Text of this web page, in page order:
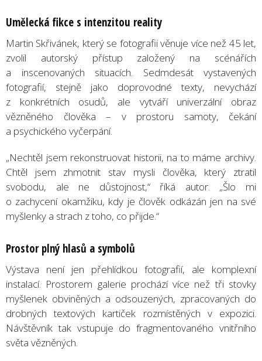
Umělecká fikce s intenzitou reality
Martin Skřivánek, který se fotografii věnuje více než 45 let,
zvolil autorský přístup založený na scénářích
a inscenovaných situacích. Sedmdesát vystavených
fotografií, stejně jako doprovodné texty, nevychází
z konkrétních osudů, ale vytváří univerzální obraz
vězněného člověka – v prostoru samoty, čekání
a psychického vyčerpání.
„Nechtěl jsem rekonstruovat historii, na to máme archivy.
Chtěl jsem zhmotnit stav mysli člověka, který ztratil
svobodu, ale ne důstojnost,“ říká autor. „Šlo mi
o zachycení okamžiku, kdy je člověk odkázán jen na své
myšlenky a strach z toho, co přijde.“
Prostor plný hlasů a symbolů
Výstava není jen přehlídkou fotografií, ale komplexní
instalací. Prostorem galerie prochází více než tři stovky
myšlenek obviněných a odsouzených, zpracovaných do
drobných textových kartiček rozmístěných v expozici.
Návštěvník tak vstupuje do fragmentovaného vnitřního
světa vězněných.